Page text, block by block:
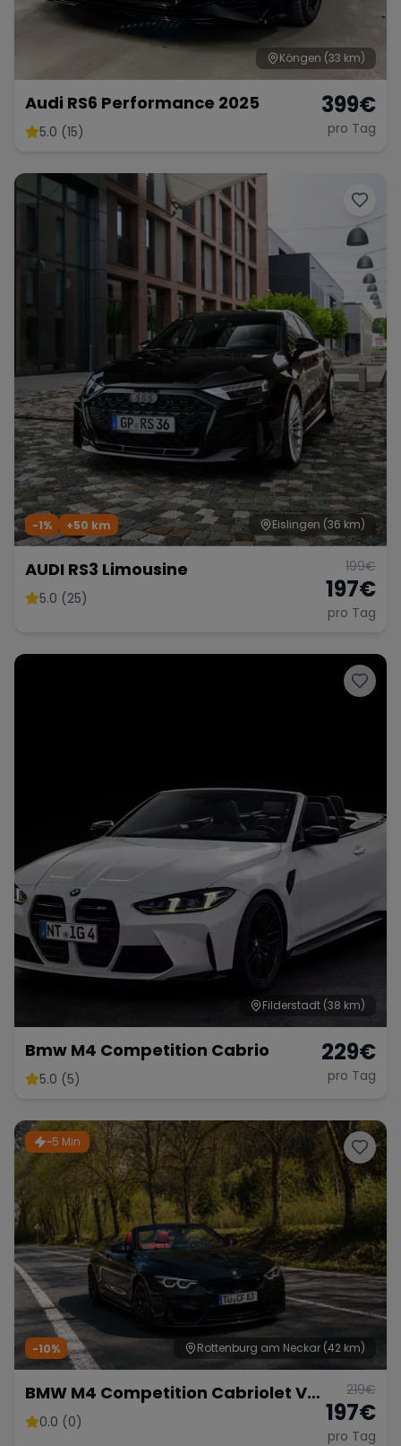
Köngen (33 km)
Audi RS6 Performance 2025
5.0 (15)
399€
pro Tag
Eislingen (36 km)
-1% +50 km
AUDI RS3 Limousine
5.0 (25)
199€
197€
pro Tag
Filderstadt (38 km)
Bmw M4 Competition Cabrio
5.0 (5)
229€
pro Tag
~5 Min
Rottenburg am Neckar (42 km)
-10%
BMW M4 Competition Cabriolet Vor
Opf!!!
0.0 (0)
219€
197€
pro Tag